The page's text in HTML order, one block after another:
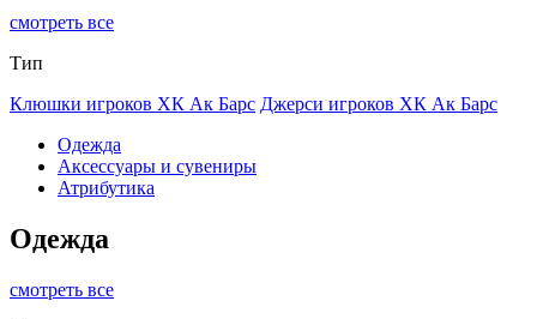
смотреть все
Тип
Клюшки игроков ХК Ак Барс Джерси игроков ХК Ак Барс
Одежда
Аксессуары и сувениры
Атрибутика
Одежда
смотреть все